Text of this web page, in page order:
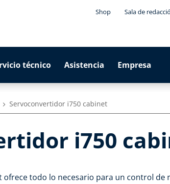
Shop Sala de
técnico Asistencia Empresa
Servoconvertidor i750 cabinet
i750
ofrece todo lo necesario para un control de